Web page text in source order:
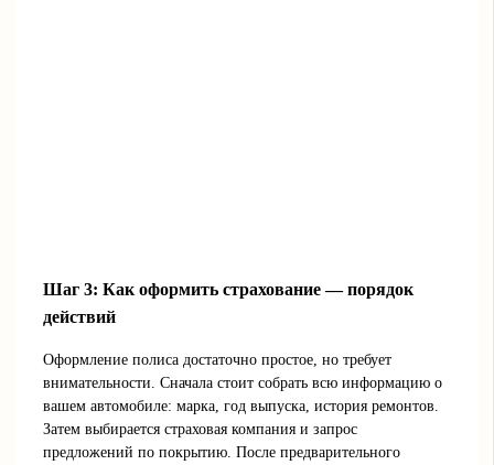
Шаг 3: Как оформить страхование — порядок
действий
Оформление полиса достаточно простое, но требует
внимательности. Сначала стоит собрать всю информацию о
вашем автомобиле: марка, год выпуска, история ремонтов.
Затем выбирается страховая компания и запрос
предложений по покрытию. После предварительного